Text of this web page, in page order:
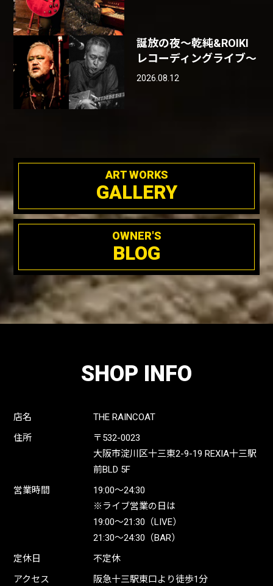
誕放の夜〜乾純&ROIKI
レコーディングライブ〜
2026.08.12
ART WORKS
GALLERY
OWNER'S
BLOG
SHOP INFO
店名
THE RAINCOAT
住所
〒532-0023
大阪市淀川区十三東2-9-19 REXIA十三駅
前BLD 5F
営業時間
19:00〜24:30
※ライブ営業の日は
19:00〜21:30（LIVE）
21:30〜24:30（BAR）
定休日
不定休
アクセス
阪急十三駅東口より徒歩1分